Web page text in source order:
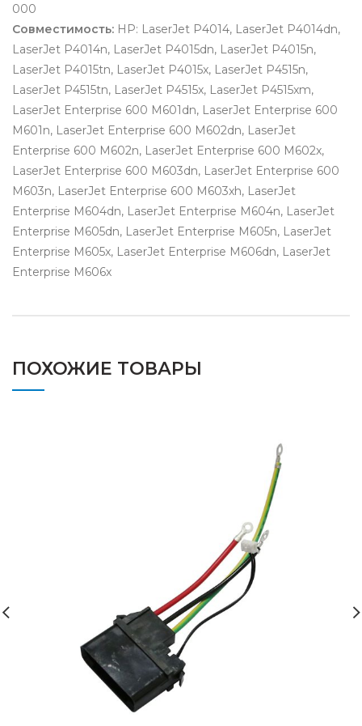
000
Совместимость: HP: LaserJet P4014, LaserJet P4014dn,
LaserJet P4014n, LaserJet P4015dn, LaserJet P4015n,
LaserJet P4015tn, LaserJet P4015x, LaserJet P4515n,
LaserJet P4515tn, LaserJet P4515x, LaserJet P4515xm,
LaserJet Enterprise 600 M601dn, LaserJet Enterprise 600
M601n, LaserJet Enterprise 600 M602dn, LaserJet
Enterprise 600 M602n, LaserJet Enterprise 600 M602x,
LaserJet Enterprise 600 M603dn, LaserJet Enterprise 600
M603n, LaserJet Enterprise 600 M603xh, LaserJet
Enterprise M604dn, LaserJet Enterprise M604n, LaserJet
Enterprise M605dn, LaserJet Enterprise M605n, LaserJet
Enterprise M605x, LaserJet Enterprise M606dn, LaserJet
Enterprise M606x
ПОХОЖИЕ ТОВАРЫ